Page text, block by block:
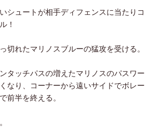
シュートが相手ディフェンスに当たりコ
！
切れたマリノスブルーの猛攻を受ける。
タッチパスの増えたマリノスのパスワー
なり、コーナーから遠いサイドでボレー
前半を終える。